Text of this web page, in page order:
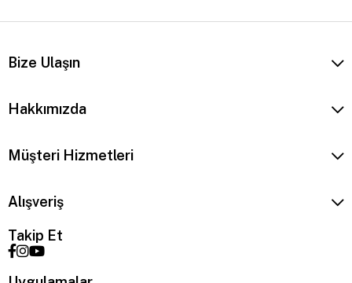
Bize Ulaşın
Hakkımızda
Müşteri Hizmetleri
Alışveriş
Takip Et